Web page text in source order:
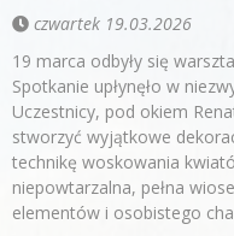
czwartek 19.03.2026
19 marca odbyły się
Spotkanie upłynęło w
Uczestnicy, pod okiem
stworzyć wyjątkowe
technikę woskowania
niepowtarzalna, pełna
elementów i osobistego